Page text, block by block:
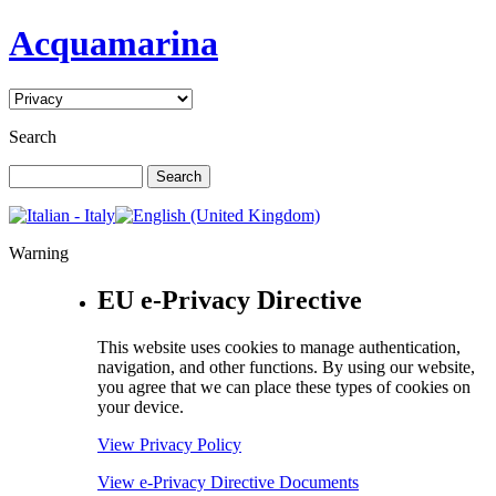
Acquamarina
Search
Warning
EU e-Privacy Directive
This website uses cookies to manage authentication,
navigation, and other functions. By using our website,
you agree that we can place these types of cookies on
your device.
View Privacy Policy
View e-Privacy Directive Documents